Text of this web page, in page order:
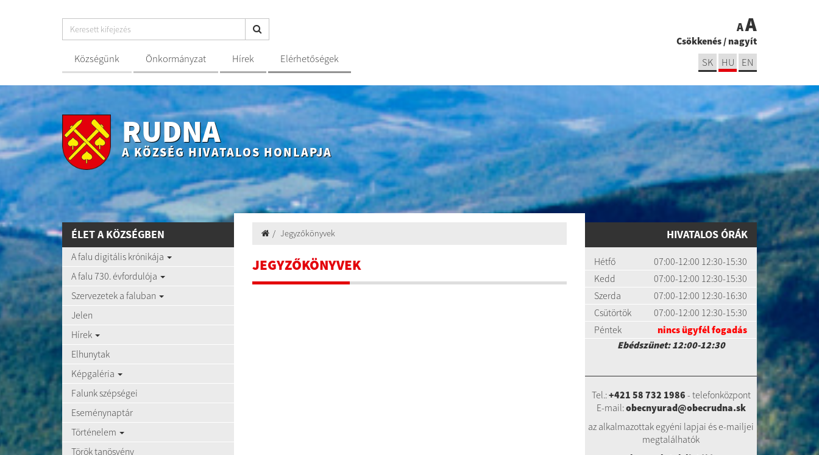
Községünk Önkormányzat Hírek Elérhetőségek
AA
Csökkenés/ nagyít
SK HU EN
RUDNA
A KÖZSÉG HIVATALOS HONLAPJA
ÉLET A KÖZSÉGBEN
A falu digitális krónikája
A falu 730. évfordulója
Szervezetek a faluban
Jelen
Hírek
Elhunytak
Képgaléria
Falunk szépségei
Eseménynaptár
Történelem
Török tanösvény
Jegyzőkönyvek
JEGYZŐKÖNYVEK
HIVATALOS ÓRÁK
Hétfő
07:00-12:00 12:30-15:30
Kedd
07:00-12:00 12:30-15:30
Szerda
07:00-12:00 12:30-16:30
Csütörtök
07:00-12:00 12:30-15:30
Péntek
nincs ügyfél fogadás
Ebédszünet: 12:00-12:30
Tel.:+421 58 732 1986 - telefonközpont
E-mail:obecnyurad@obecrudna.sk
az alkalmazottak egyéni lapjai és e-mailjei
megtalálhatók